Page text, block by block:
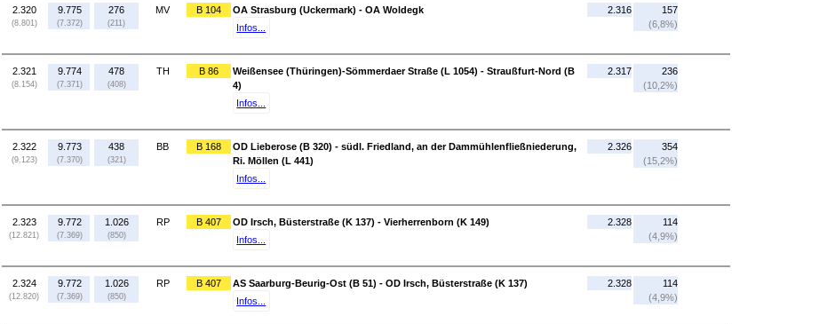
2.320
(8.801)
9.775
(7.372)
276
(211)
MV B 104
OA Strasburg (Uckermark) - OA Woldegk
Infos...
2.316
157
(6,8%)
2.321
(8.154)
9.774
(7.371)
478
(408)
TH B 86
Weißensee (Thüringen)-Sömmerdaer Straße (L 1054) - Straußfurt-Nord (B
4)
Infos...
2.317
236
(10,2%)
2.322
(9.123)
9.773
(7.370)
438
(321)
BB B 168
OD Lieberose (B 320) - südl. Friedland, an der Dammühlenfließniederung,
Ri. Möllen (L 441)
Infos...
2.326
354
(15,2%)
2.323
(12.821)
9.772
(7.369)
1.026
(850)
RP B 407
OD Irsch, Büsterstraße (K 137) - Vierherrenborn (K 149)
Infos...
2.328
114
(4,9%)
2.324
(12.820)
9.772
(7.369)
1.026
(850)
RP B 407
AS Saarburg-Beurig-Ost (B 51) - OD Irsch, Büsterstraße (K 137)
Infos...
2.328
114
(4,9%)